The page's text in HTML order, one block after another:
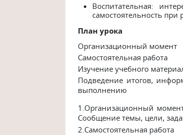
Воспитательная:
самостоятельность при
План урока
Организационный момент
Самостоятельная работа
Изучение учебного
Подведение итогов,
выполнению
1.Организационный
Сообщение темы, цели,
2.Самостоятельная работа